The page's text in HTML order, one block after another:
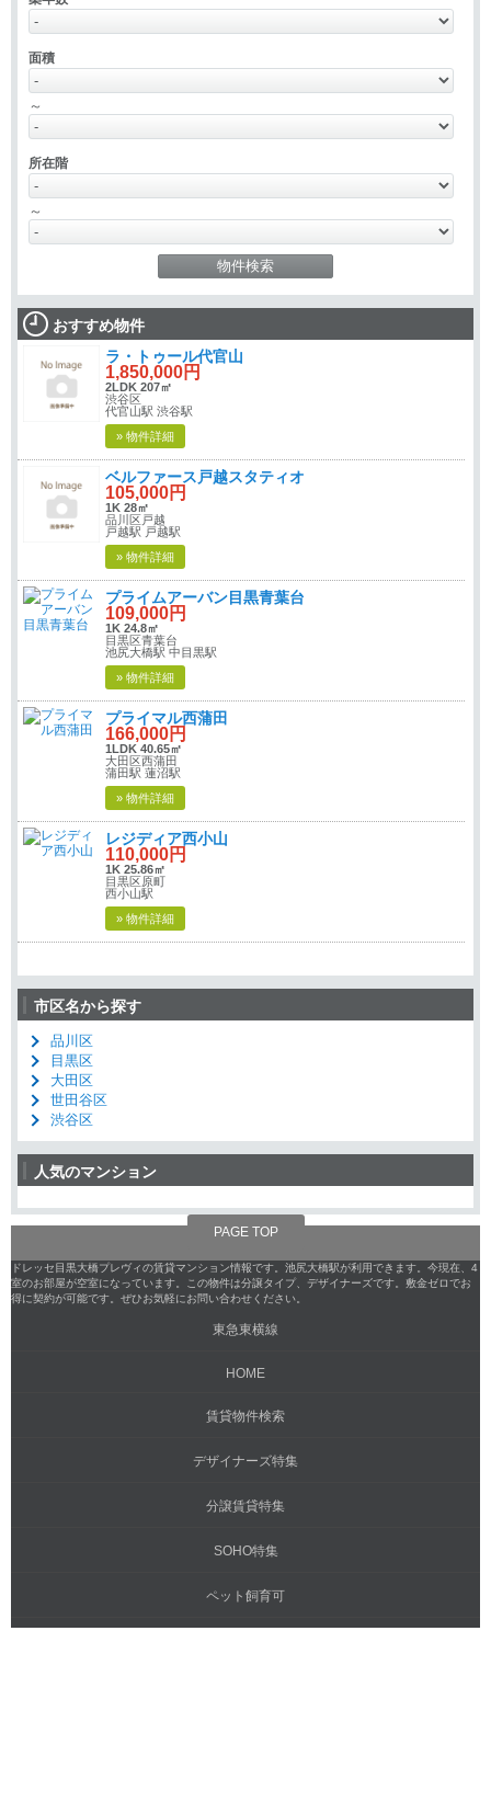
面積
～
所在階
～
おすすめ物件
ラ・トゥール代官山
1,850,000円
2LDK 207㎡
渋谷区
代官山駅 渋谷駅
» 物件詳細
ベルファース戸越スタティオ
105,000円
1K 28㎡
品川区戸越
戸越駅 戸越駅
» 物件詳細
プライムアーバン目黒青葉台
109,000円
1K 24.8㎡
目黒区青葉台
池尻大橋駅 中目黒駅
» 物件詳細
プライマル西蒲田
166,000円
1LDK 40.65㎡
大田区西蒲田
蒲田駅 蓮沼駅
» 物件詳細
レジディア西小山
110,000円
1K 25.86㎡
目黒区原町
西小山駅
» 物件詳細
市区名から探す
品川区
目黒区
大田区
世田谷区
渋谷区
人気のマンション
PAGE TOP
ドレッセ目黒大橋プレヴィの賃貸マンション情報です。池尻大橋駅が利用できます。今現在、4
室のお部屋が空室になっています。この物件は分譲タイプ、デザイナーズです。敷金ゼロでお
得に契約が可能です。ぜひお気軽にお問い合わせください。
東急東横線
HOME
賃貸物件検索
デザイナーズ特集
分譲賃貸特集
SOHO特集
ペット飼育可